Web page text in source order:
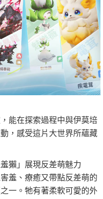
能在探索過程中與伊莫培
，感受這片大世界所蘊藏
獺」展現反差萌魅力
、療癒又帶點反差萌的
一。牠有著柔軟可愛的外